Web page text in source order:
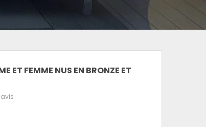
ET FEMME NUS EN BRONZE ET